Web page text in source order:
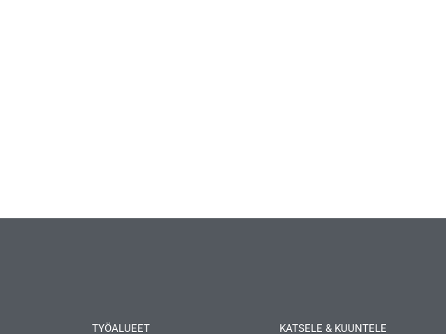
TYÖALUEET KATSELE & KUUNTELE